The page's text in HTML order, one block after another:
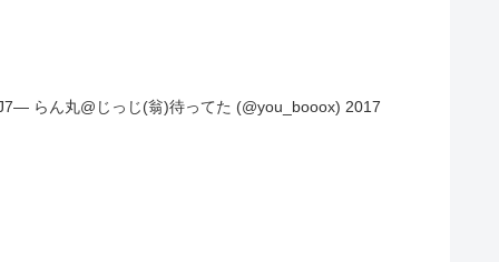
らん丸@じっじ(翁)待ってた (@you_booox) 2017